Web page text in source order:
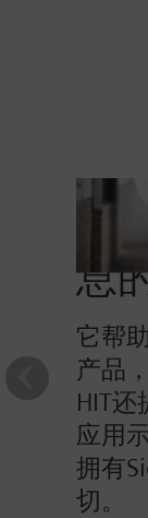
息
它帮
产品
HIT还
应用
拥有
切。